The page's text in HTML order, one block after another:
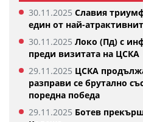
30.11.2025 Славия
един от най-
30.11.2025 Локо (Пд) с
преди визитата на ЦСКА
29.11.2025 ЦСКА
разправи се брутално
поредна победа
29.11.2025 Ботев